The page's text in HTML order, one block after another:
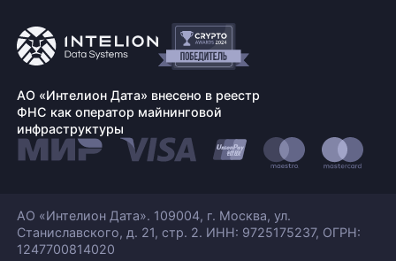
АО «Интелион Дата» внесено в реестр
ФНС как оператор майнинговой
инфраструктуры
АО «Интелион Дата». 109004, г. Москва, ул.
Станиславского, д. 21, стр. 2. ИНН: 9725175237, ОГРН:
1247700814020